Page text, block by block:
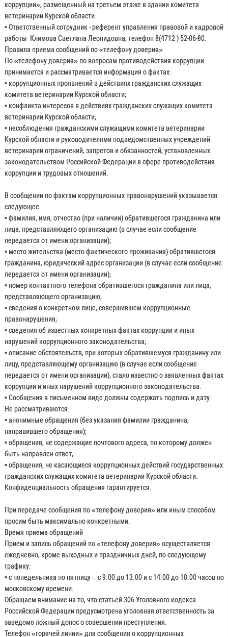
коррупции», размещенный на третьем этаже в здании комитета
ветеринарии Курской области.
• Ответственный сотрудник - референт управления правовой и кадровой
работы Климова Светлана Леонидовна, телефон 8(4712 ) 52-06-80.
Правила приема сообщений по «телефону доверия»
По «телефону доверия» по вопросам противодействия коррупции
принимается и рассматривается информация о фактах:
• коррупционных проявлений в действиях гражданских служащих
комитета ветеринарии Курской области;
• конфликта интересов в действиях гражданских служащих комитета
ветеринарии Курской области;
• несоблюдения гражданскими служащими комитета ветеринарии
Курской области и руководителями подведомственных учреждений
ветеринарии ограничений, запретов и обязанностей, установленных
законодательством Российской Федерации в сфере противодействия
коррупции и трудовых отношений.
В сообщении по фактам коррупционных правонарушений указывается
следующее:
• фамилия, имя, отчество (при наличии) обратившегося гражданина или
лица, представляющего организацию (в случае если сообщение
передается от имени организации);
• место жительства (место фактического проживания) обратившегося
гражданина, юридический адрес организации (в случае если сообщение
передается от имени организации);
• номер контактного телефона обратившегося гражданина или лица,
представляющего организацию;
• сведения о конкретном лице, совершившем коррупционные
правонарушения;
• сведения об известных конкретных фактах коррупции и иных
нарушений коррупционного законодательства;
• описание обстоятельств, при которых обратившемуся гражданину или
лицу, представляющему организацию (в случае если сообщение
передается от имени организации), стало известно о заявленных фактах
коррупции и иных нарушений коррупционного законодательства.
• Сообщения в письменном виде должны содержать подпись и дату.
Не рассматриваются:
• анонимные обращения (без указания фамилии гражданина,
направившего обращения);
• обращения, не содержащие почтового адреса, по которому должен
быть направлен ответ;
• обращения, не касающиеся коррупционных действий государственных
гражданских служащих комитета ветеринарии Курской области.
Конфиденциальность обращения гарантируется.
При передаче сообщения по «телефону доверия» или иным способом
просим быть максимально конкретными.
Время приема обращений
Прием и запись обращений по «телефону доверия» осуществляется
ежедневно, кроме выходных и праздничных дней, по следующему
графику:
• с понедельника по пятницу – с 9.00 до 13.00 и с 14.00 до 18.00 часов по
московскому времени.
Обращаем внимание на то, что статьей 306 Уголовного кодекса
Российской Федерации предусмотрена уголовная ответственность за
заведомо ложный донос о совершении преступления.
Телефон «горячей линии» для сообщения о коррупционных